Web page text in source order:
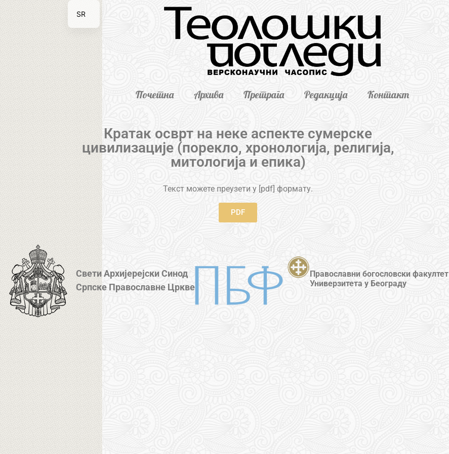
Почетна Архива Претрага Редакција Контакт
Кратак осврт на неке аспекте сумерске
цивилизације (порекло, хронологија, религија,
митологија и епика)
Текст можете преузети у [pdf] формату.
PDF
Свети Архијерејски Синод
Српске Православне Цркве
Православни богословски факултет
Универзитета у Београду
SR
EN